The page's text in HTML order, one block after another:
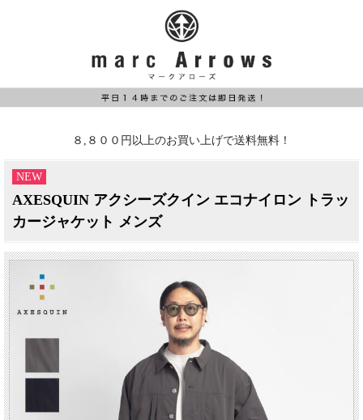
８,８００円以上のお買い上げで送料無料！
NEW
AXESQUIN アクシーズクイン エコナイロン トラッ
カージャケット メンズ